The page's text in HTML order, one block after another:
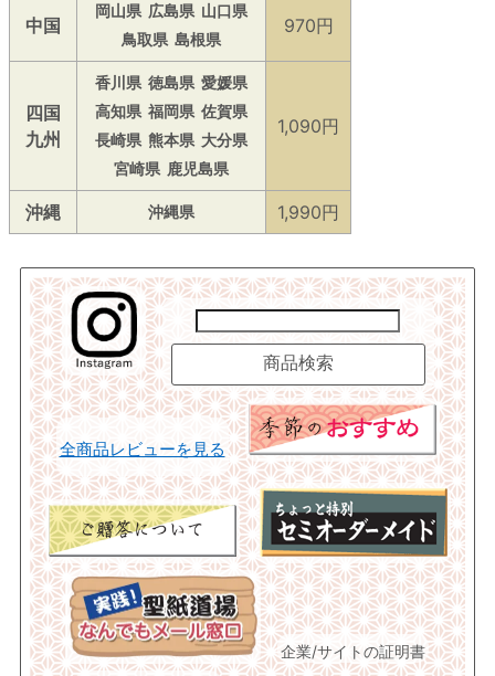
中国
岡山県 広島県 山口県
鳥取県 島根県
970円
四国
九州
香川県 徳島県 愛媛県
高知県 福岡県 佐賀県
長崎県 熊本県 大分県
宮崎県 鹿児島県
1,090円
沖縄 沖縄県 1,990円
全商品レビューを見る
企業/サイトの証明書